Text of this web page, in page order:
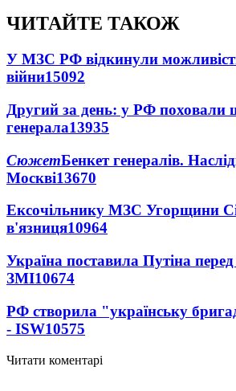
ЧИТАЙТЕ ТАКОЖ
У МЗС РФ відкинули
війни15092
Другий за день: у РФ поховали
генерала13935
СюжетБенкет генералів.
Москві13670
Ексочільнику МЗС Угорщини
в'язниця10964
Україна поставила Путіна
ЗМІ10674
РФ створила "українську
- ISW10575
Читати коментарі